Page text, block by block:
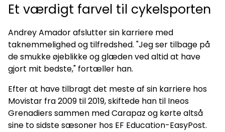
Et værdigt farvel til cykelsporten
Andrey Amador afslutter sin karriere med
taknemmelighed og tilfredshed. "Jeg ser tilbage på
de smukke øjeblikke og glæden ved altid at have
gjort mit bedste," fortæller han.
Efter at have tilbragt det meste af sin karriere hos
Movistar fra 2009 til 2019, skiftede han til Ineos
Grenadiers sammen med Carapaz og kørte altså
sine to sidste sæsoner hos EF Education-EasyPost.